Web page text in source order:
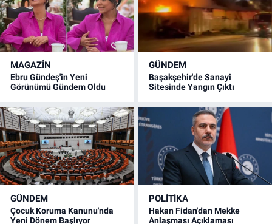
MAGAZİN
Ebru Gündeş'in Yeni
Görünümü Gündem Oldu
GÜNDEM
Başakşehir'de Sanayi
Sitesinde Yangın Çıktı
GÜNDEM
Çocuk Koruma Kanunu'nda
Yeni Dönem Başlıyor
POLİTİKA
Hakan Fidan'dan Mekke
Anlaşması Açıklaması